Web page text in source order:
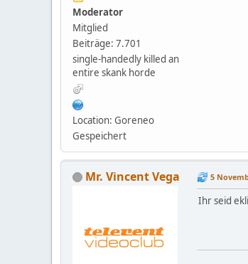
Moderator
Mitglied
Beiträge: 7.701
single-handedly killed an
entire skank horde
Location: Goreneo
Gespeichert
Mr. Vincent Vega 5
Ihr seid